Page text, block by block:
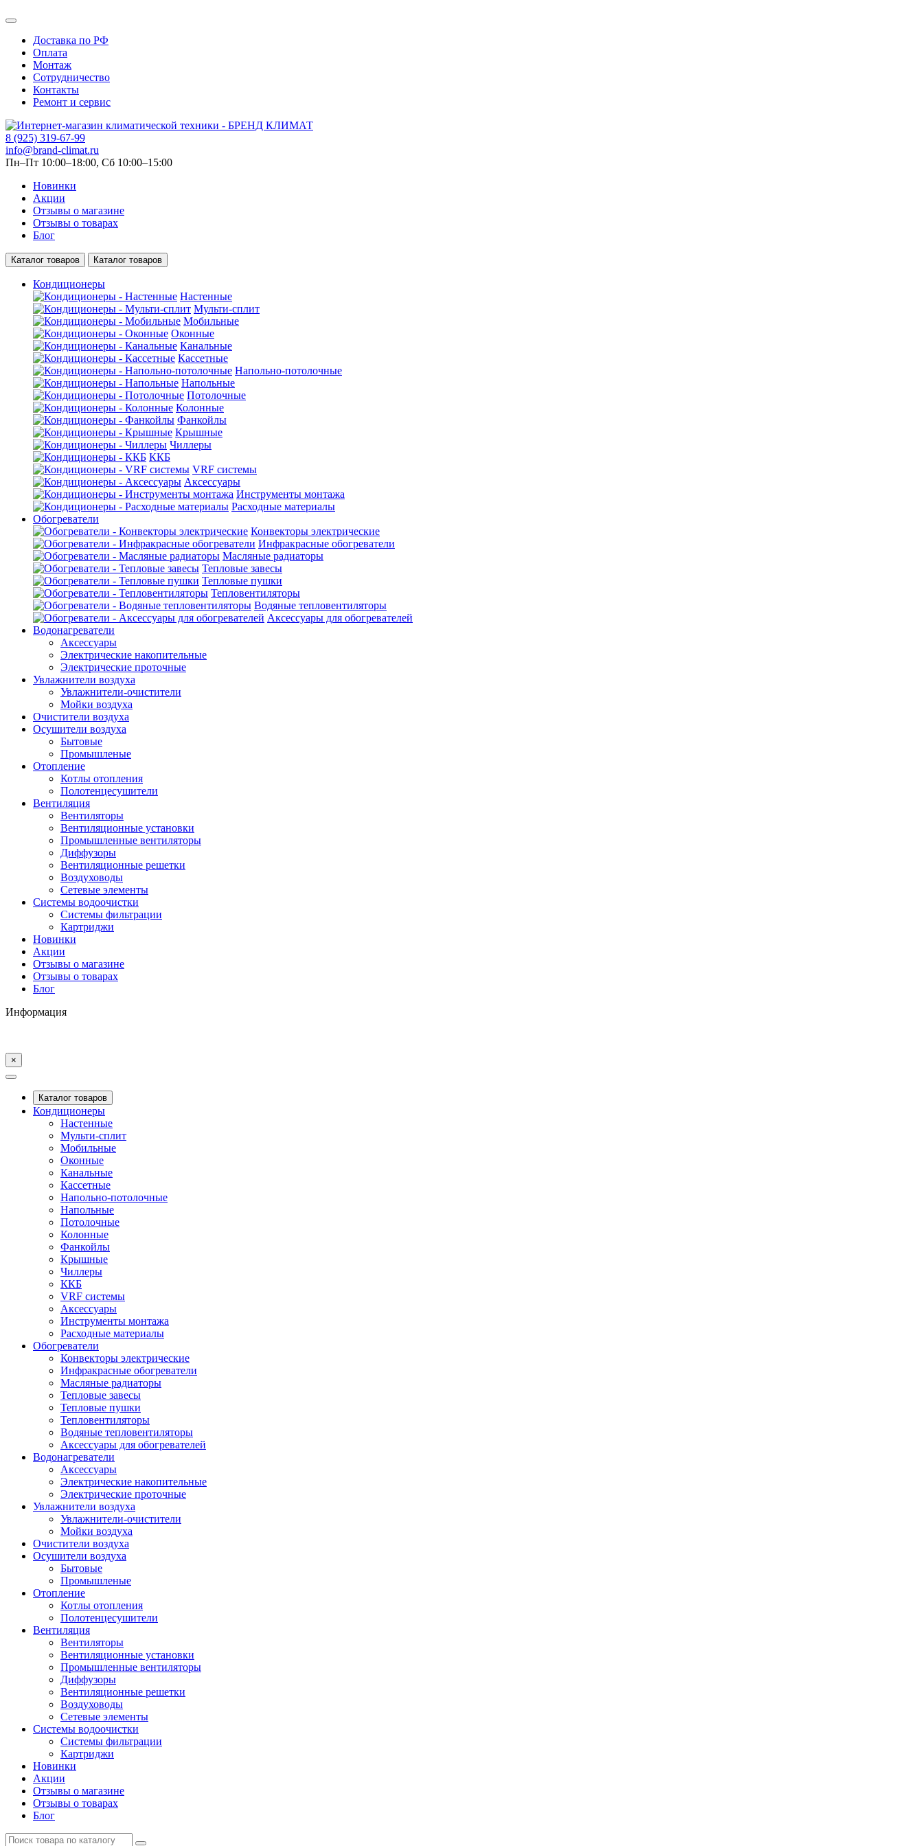
Доставка по РФ
Оплата
Монтаж
Сотрудничество
Контакты
Ремонт и сервис
8 (925) 319-67-99
info@brand-climat.ru
Пн–Пт 10:00–18:00, Сб 10:00–15:00
Новинки
Акции
Отзывы о магазине
Отзывы о товарах
Блог
Каталог товаров Каталог товаров
Кондиционеры
Настенные
Мульти-сплит
Мобильные
Оконные
Канальные
Кассетные
Напольно-потолочные
Напольные
Потолочные
Колонные
Фанкойлы
Крышные
Чиллеры
ККБ
VRF системы
Аксессуары
Инструменты монтажа
Расходные материалы
Обогреватели
Конвекторы электрические
Инфракрасные обогреватели
Масляные радиаторы
Тепловые завесы
Тепловые пушки
Тепловентиляторы
Водяные тепловентиляторы
Аксессуары для обогревателей
Водонагреватели
Аксессуары
Электрические накопительные
Электрические проточные
Увлажнители воздуха
Увлажнители-очистители
Мойки воздуха
Очистители воздуха
Осушители воздуха
Бытовые
Промышленые
Отопление
Котлы отопления
Полотенцесушители
Вентиляция
Вентиляторы
Вентиляционные установки
Промышленные вентиляторы
Диффузоры
Вентиляционные решетки
Воздуховоды
Сетевые элементы
Системы водоочистки
Системы фильтрации
Картриджи
Новинки
Акции
Отзывы о магазине
Отзывы о товарах
Блог
Информация
×
Каталог товаров
Кондиционеры
Настенные
Мульти-сплит
Мобильные
Оконные
Канальные
Кассетные
Напольно-потолочные
Напольные
Потолочные
Колонные
Фанкойлы
Крышные
Чиллеры
ККБ
VRF системы
Аксессуары
Инструменты монтажа
Расходные материалы
Обогреватели
Конвекторы электрические
Инфракрасные обогреватели
Масляные радиаторы
Тепловые завесы
Тепловые пушки
Тепловентиляторы
Водяные тепловентиляторы
Аксессуары для обогревателей
Водонагреватели
Аксессуары
Электрические накопительные
Электрические проточные
Увлажнители воздуха
Увлажнители-очистители
Мойки воздуха
Очистители воздуха
Осушители воздуха
Бытовые
Промышленые
Отопление
Котлы отопления
Полотенцесушители
Вентиляция
Вентиляторы
Вентиляционные установки
Промышленные вентиляторы
Диффузоры
Вентиляционные решетки
Воздуховоды
Сетевые элементы
Системы водоочистки
Системы фильтрации
Картриджи
Новинки
Акции
Отзывы о магазине
Отзывы о товарах
Блог